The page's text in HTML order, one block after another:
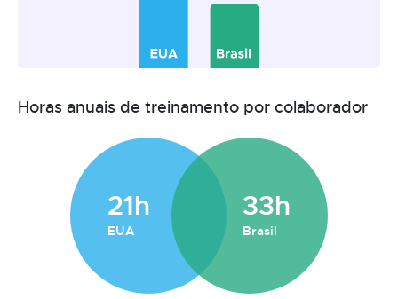
Horas anuais de treinamento por colaborador
21h
EUA
33h
Brasil